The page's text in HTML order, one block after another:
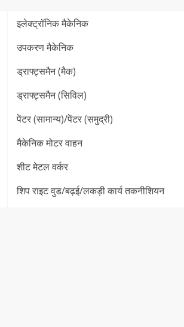
इलेक्ट्रॉनिक मैकेनिक
उपकरण मैकेनिक
ड्राफ्ट्समैन (मैक)
ड्राफ्ट्समैन (सिविल)
पेंटर (सामान्य)/पेंटर (समुद्री)
मैकेनिक मोटर वाहन
शीट मेटल वर्कर
शिप राइट वुड/बढ़ई/लकड़ी कार्य तकनीशियन